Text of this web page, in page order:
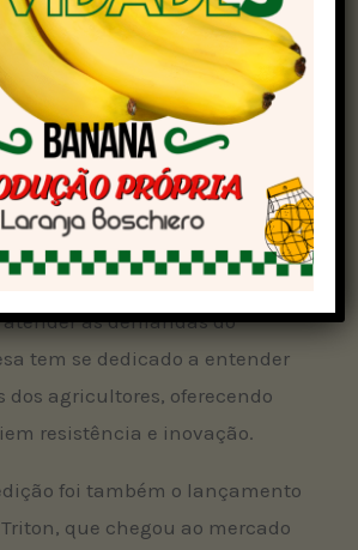
Marques explicou que o
com o campo é profundo
tem uma presença forte
rurais, com mais de 50% de
voltado para esse
Mitsubishi, o produtor rural é
de sua identidade, o que reflete
dos seus veículos,
as demandas do
tem se dedicado a entender
dos agricultores, oferecendo
resistência e inovação.
foi também o lançamento
que chegou ao mercado